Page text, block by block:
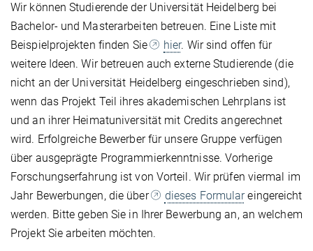
Wir können Studierende der Universität Heidelberg bei
Bachelor- und Masterarbeiten betreuen. Eine Liste mit
Beispielprojekten finden Sie
hier. Wir sind offen für
weitere Ideen. Wir betreuen auch externe Studierende (die
nicht an der Universität Heidelberg eingeschrieben sind),
wenn das Projekt Teil ihres akademischen Lehrplans ist
und an ihrer Heimatuniversität mit Credits angerechnet
wird. Erfolgreiche Bewerber für unsere Gruppe verfügen
über ausgeprägte Programmierkenntnisse. Vorherige
Forschungserfahrung ist von Vorteil. Wir prüfen viermal im
Jahr Bewerbungen, die über
dieses Formulareingereicht
werden. Bitte geben Sie in Ihrer Bewerbung an, an welchem
Projekt Sie arbeiten möchten.